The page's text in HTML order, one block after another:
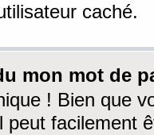
caché.
mon mot de
! Bien que
peut facilement